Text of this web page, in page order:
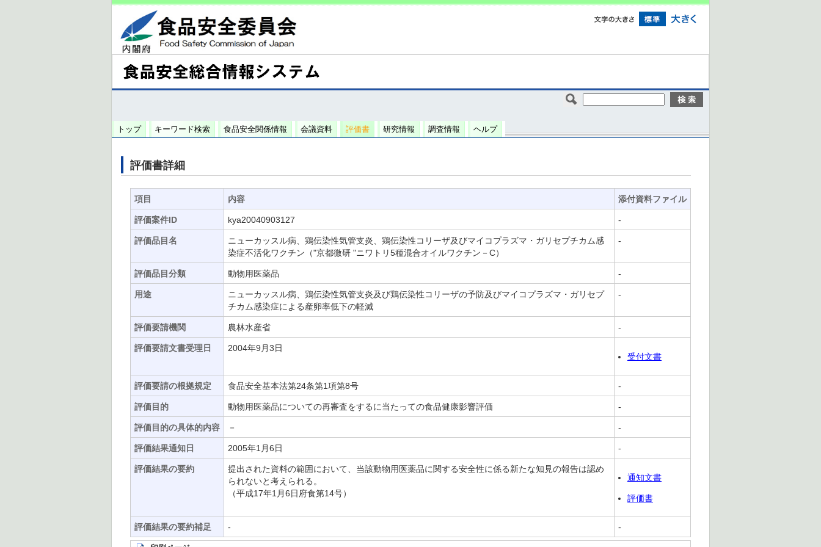
トップ キーワード検索 食品安全関係情報 会議資料 評価書 研究情報 調査情報 ヘルプ
評価書詳細
項目 内容 添付資料ファイル
評価案件ID kya20040903127 -
評価品目名
ニューカッスル病、鶏伝染性気管支炎、鶏伝染性コリーザ及びマイコプラズマ・ガリセプチカム感
染症不活化ワクチン（"京都微研 "ニワトリ5種混合オイルワクチン－C）
-
評価品目分類 動物用医薬品 -
用途
ニューカッスル病、鶏伝染性気管支炎及び鶏伝染性コリーザの予防及びマイコプラズマ・ガリセプ
チカム感染症による産卵率低下の軽減
-
評価要請機関 農林水産省 -
評価要請文書受理日
2004年9月3日
受付文書
評価要請の根拠規定 食品安全基本法第24条第1項第8号 -
評価目的 動物用医薬品についての再審査をするに当たっての食品健康影響評価 -
評価目的の具体的内容 － -
評価結果通知日 2005年1月6日 -
評価結果の要約
提出された資料の範囲において、当該動物用医薬品に関する安全性に係る新たな知見の報告は認め
られないと考えられる。
（平成17年1月6日府食第14号）
通知文書
評価書
評価結果の要約補足 - -